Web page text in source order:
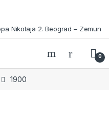
Nikolaja 2. Beograd – Zemun
0
1900